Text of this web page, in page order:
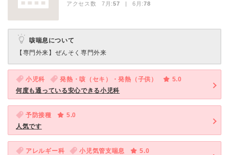
アクセス数 7月:57 | 6月:78
咳喘息について
【専門外来】 ぜんそく専門外来
小児科 発熱・咳（セキ）・発熱（子供）
5.0
何度も通っている安心できる小児科
予防接種
5.0
人気です
アレルギー科 小児気管支喘息
5.0